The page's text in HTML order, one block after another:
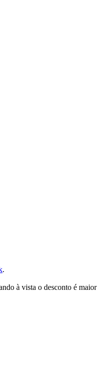
.
à vista o desconto é maior